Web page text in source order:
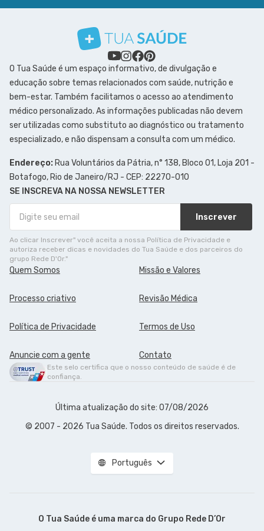
O Tua Saúde é um espaço informativo, de divulgação e
educação sobre temas relacionados com saúde, nutrição e
bem-estar. Também facilitamos o acesso ao atendimento
médico personalizado. As informações publicadas não devem
ser utilizadas como substituto ao diagnóstico ou tratamento
especializado, e não dispensam a consulta com um médico.
Endereço: Rua Voluntários da Pátria, n° 138, Bloco 01, Loja 201 -
Botafogo, Rio de Janeiro/RJ - CEP: 22270-010
SE INSCREVA NA NOSSA NEWSLETTER
Inscrever
Ao clicar Inscrever" você aceita a nossa Política de Privacidade e
autoriza receber dicas e novidades do Tua Saúde e dos parceiros do
grupo Rede D'Or."
Quem Somos Missão e Valores
Processo criativo Revisão Médica
Política de Privacidade Termos de Uso
Anuncie com a gente Contato
Este selo certifica que o nosso conteúdo de saúde é de
confiança.
Última atualização do site: 07/08/2026
© 2007 - 2026 Tua Saúde. Todos os direitos reservados.
Português
O Tua Saúde é uma marca do Grupo Rede D’Or